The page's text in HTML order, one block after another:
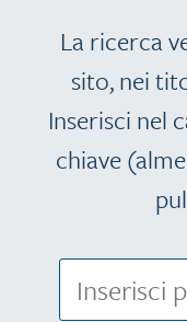
La ricerca
sito, nei
Inserisci nel
chiave